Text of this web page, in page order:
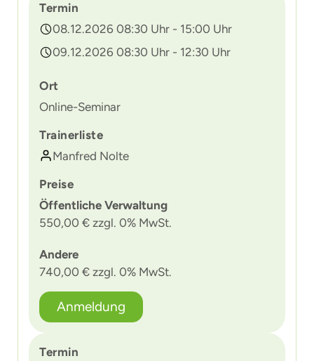
Termin
08.12.2026 08:30 Uhr - 15:00 Uhr
09.12.2026 08:30 Uhr - 12:30 Uhr
Ort
Online-Seminar
Trainerliste
Manfred Nolte
Preise
Öffentliche Verwaltung
550,00 € zzgl. 0% MwSt.
Andere
740,00 € zzgl. 0% MwSt.
Anmeldung
Termin